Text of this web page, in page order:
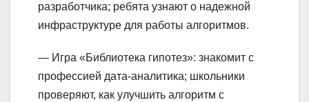
разработчика; ребята узнают о надежной
инфраструктуре для работы алгоритмов.
— Игра «Библиотека гипотез»: знакомит с
профессией дата-аналитика; школьники
проверяют, как улучшить алгоритм с